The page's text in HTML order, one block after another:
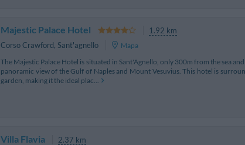
Majestic Palace Hotel
1.92 km
Corso Crawford, Sant'agnello
Mapa
The Majestic Palace Hotel is situated in Sant'Agnello, only 300m from the sea
panoramic view of the Gulf of Naples and Mount Vesuvius. This hotel is
garden, making it the ideal plac...
Villa Flavia
2.37 km